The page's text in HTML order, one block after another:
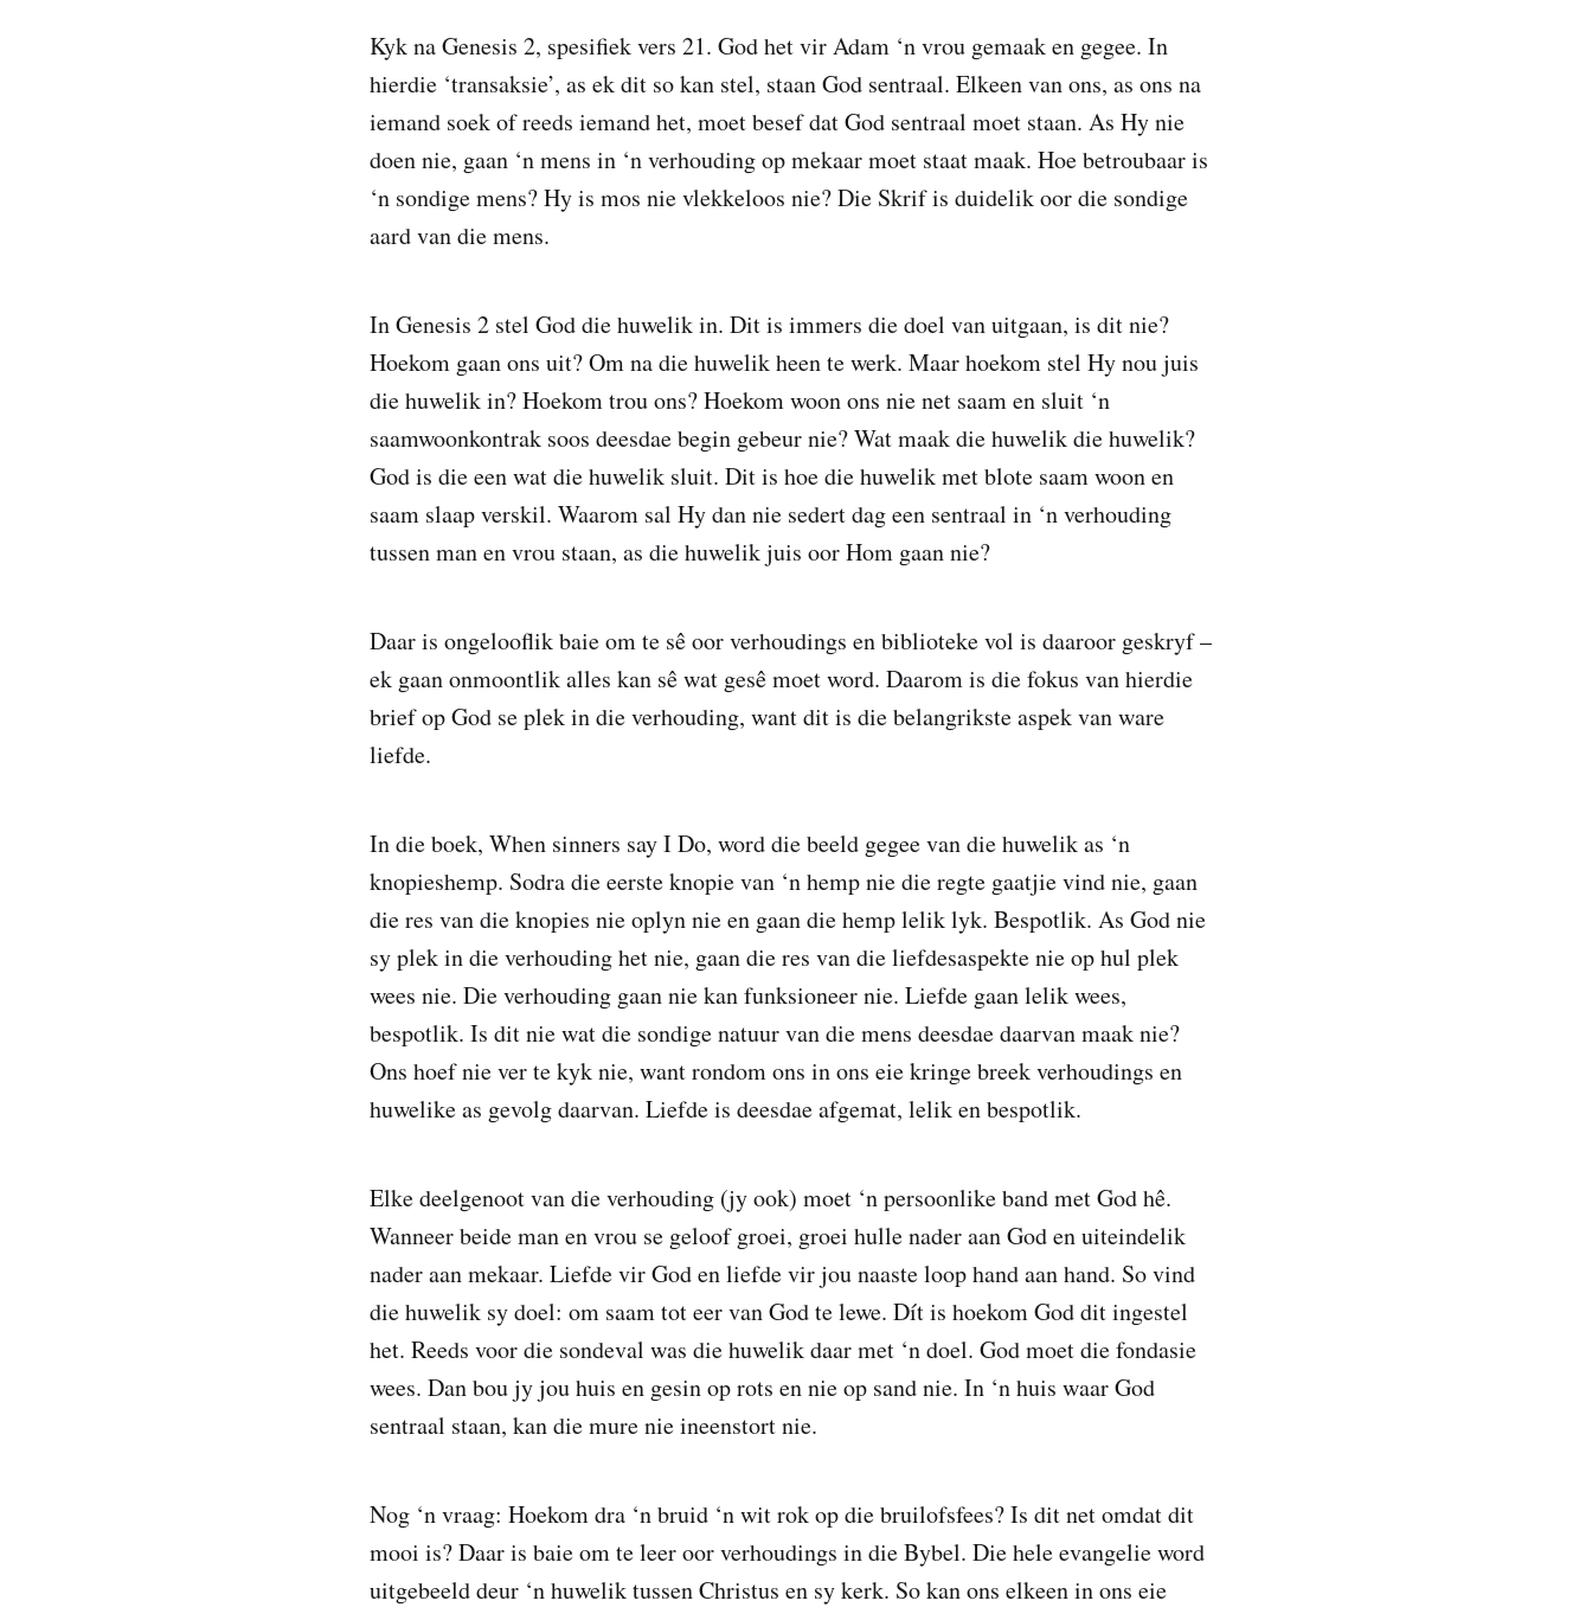
Kyk na Genesis 2, spesifiek vers 21. God het vir Adam ‘n vrou gemaak en gegee. In
hierdie ‘transaksie’, as ek dit so kan stel, staan God sentraal. Elkeen van ons, as ons na
iemand soek of reeds iemand het, moet besef dat God sentraal moet staan. As Hy nie
doen nie, gaan ‘n mens in ‘n verhouding op mekaar moet staat maak. Hoe betroubaar is
‘n sondige mens? Hy is mos nie vlekkeloos nie? Die Skrif is duidelik oor die sondige
aard van die mens.
In Genesis 2 stel God die huwelik in. Dit is immers die doel van uitgaan, is dit nie?
Hoekom gaan ons uit? Om na die huwelik heen te werk. Maar hoekom stel Hy nou juis
die huwelik in? Hoekom trou ons? Hoekom woon ons nie net saam en sluit ‘n
saamwoonkontrak soos deesdae begin gebeur nie? Wat maak die huwelik die huwelik?
God is die een wat die huwelik sluit. Dit is hoe die huwelik met blote saam woon en
saam slaap verskil. Waarom sal Hy dan nie sedert dag een sentraal in ‘n verhouding
tussen man en vrou staan, as die huwelik juis oor Hom gaan nie?
Daar is ongelooflik baie om te sê oor verhoudings en biblioteke vol is daaroor geskryf –
ek gaan onmoontlik alles kan sê wat gesê moet word. Daarom is die fokus van hierdie
brief op God se plek in die verhouding, want dit is die belangrikste aspek van ware
liefde.
In die boek, When sinners say I Do, word die beeld gegee van die huwelik as ‘n
knopieshemp. Sodra die eerste knopie van ‘n hemp nie die regte gaatjie vind nie, gaan
die res van die knopies nie oplyn nie en gaan die hemp lelik lyk. Bespotlik. As God nie
sy plek in die verhouding het nie, gaan die res van die liefdesaspekte nie op hul plek
wees nie. Die verhouding gaan nie kan funksioneer nie. Liefde gaan lelik wees,
bespotlik. Is dit nie wat die sondige natuur van die mens deesdae daarvan maak nie?
Ons hoef nie ver te kyk nie, want rondom ons in ons eie kringe breek verhoudings en
huwelike as gevolg daarvan. Liefde is deesdae afgemat, lelik en bespotlik.
Elke deelgenoot van die verhouding (jy ook) moet ‘n persoonlike band met God hê.
Wanneer beide man en vrou se geloof groei, groei hulle nader aan God en uiteindelik
nader aan mekaar. Liefde vir God en liefde vir jou naaste loop hand aan hand. So vind
die huwelik sy doel: om saam tot eer van God te lewe. Dít is hoekom God dit ingestel
het. Reeds voor die sondeval was die huwelik daar met ‘n doel. God moet die fondasie
wees. Dan bou jy jou huis en gesin op rots en nie op sand nie. In ‘n huis waar God
sentraal staan, kan die mure nie ineenstort nie.
Nog ‘n vraag: Hoekom dra ‘n bruid ‘n wit rok op die bruilofsfees? Is dit net omdat dit
mooi is? Daar is baie om te leer oor verhoudings in die Bybel. Die hele evangelie word
uitgebeeld deur ‘n huwelik tussen Christus en sy kerk. So kan ons elkeen in ons eie